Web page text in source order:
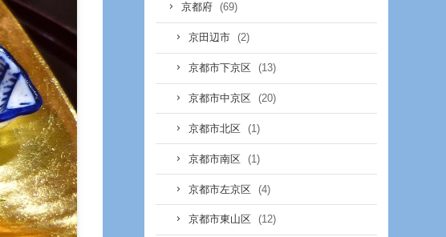
京都府 (69)
京田辺市 (2)
京都市下京区 (13)
京都市中京区 (20)
京都市北区 (1)
京都市南区 (1)
京都市左京区 (4)
京都市東山区 (12)